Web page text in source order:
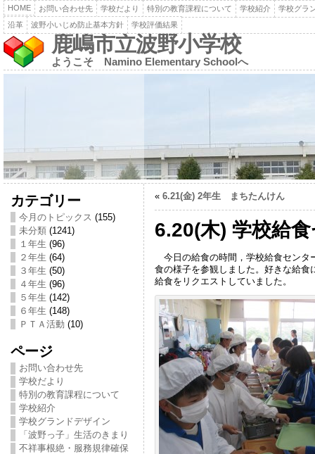
HOME お問い合わせ先 学校だより 特別の教育課程について 学校紹介
学校グラ
沿革
波野小いじめ防止基本方針 学校評価結果
鹿嶋市立波野小学校
ようこそ Namino Elementary Schoolへ
カテゴリー
今月のトピックス (155)
未分類(1241)
１年生 (96)
２年生 (64)
３年生 (50)
４年生 (96)
５年生 (142)
６年生 (148)
ＰＴＡ活動 (10)
ページ
お問い合わせ先
学校だより
特別の教育課程について
学校紹介
学校グランドデザイン
「波野っ子」生活のきまり
不祥事根絶・服務規律確保
« 6.21(金) 2年生 まちたんけん
6.20(木) 学校給
今日の給食の時間，学校給食センタ
食の様子を参観しました。好きな給
給食をリクエストしていました。